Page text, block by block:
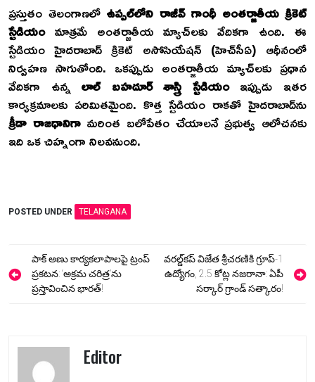
ప్రస్తుతం తెలంగాణలో ఉప్పల్‌లోని రాజీవ్ గాంధీ అంతర్జాతీయ క్రికెట్
స్టేడియంమాత్రమే అంతర్జాతీయ మ్యాచ్‌లకు వేదికగా ఉంది. ఈ
స్టేడియం హైదరాబాద్ క్రికెట్ అసోసియేషన్ (హెచ్‌సీఏ) ఆధీనంలో
నిర్వహణ సాగుతోంది. ఒకప్పుడు అంతర్జాతీయ మ్యాచ్‌లకు ప్రధాన
వేదికగా ఉన్నలాల్ బహదూర్ శాస్త్రి స్టేడియంఇప్పుడు ఇతర
కార్యక్రమాలకు పరిమితమైంది. కొత్త స్టేడియం రాకతో హైదరాబాద్‌ను
క్రీడా రాజధానిగామరింత బలోపేతం చేయాలనే ప్రభుత్వ ఆలోచనకు
ఇది ఒక చిహ్నంగా నిలవనుంది.
POSTED UNDER TELANGANA
Post
navigation
పాక్ అణు కార్యకలాపాలపై ట్రంప్
ప్రకటన: ‘అక్రమ చరిత్ర’ను
ప్రస్తావించిన భారత్!
వరల్డ్‌కప్ విజేత శ్రీచరణికి గ్రూప్‌-1
ఉద్యోగం, ₹2.5 కోట్ల నజరానా: ఏపీ
సర్కార్ గ్రాండ్ సత్కారం!
Editor